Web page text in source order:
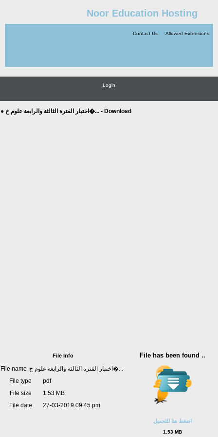
Noor Education Hosting
Allowed Extensions
Contact Us
Login
● اختبار الفترة الثالثة والرابعة علوم خ�... - Download
File Info
File name
اختبار الفترة الثالثة والرابعة علوم خ�...
File type
pdf
File size
1.53 MB
File date
27-03-2019 09:45 pm
File has been found ..
اضغط هنا للتحميل
1.53 MB